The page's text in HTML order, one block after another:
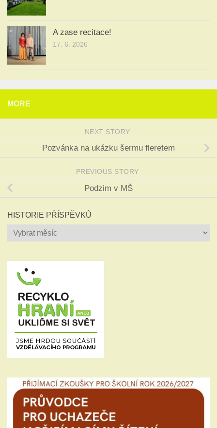
A zase recitace!
17. 6. 2026
MORE
NEXT STORY
Pozvánka na ukázku šermu fleretem
PREVIOUS STORY
Podzim v MŠ
HISTORIE PŘÍSPĚVKŮ
Historie